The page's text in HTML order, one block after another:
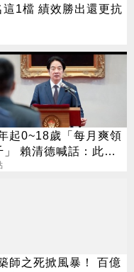
1檔 績效勝出還更抗
起0~18歲「每月爽領
」 賴清德喊話：此時
待何時
師之死掀風暴！ 百億